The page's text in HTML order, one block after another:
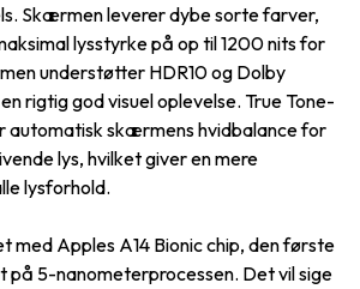
Skærmen leverer dybe sorte farver,
lysstyrke på op til 1200 nits for
understøtter HDR10 og Dolby
rigtig god visuel oplevelse. True Tone-
automatisk skærmens hvidbalance for
lys, hvilket giver en mere
lysforhold.
med Apples A14 Bionic chip, den første
på 5-nanometerprocessen. Det vil sige